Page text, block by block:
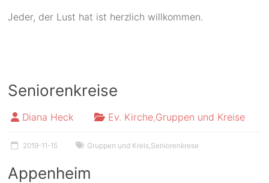
Jeder, der Lust hat ist herzlich willkommen.
Seniorenkreise
Diana Heck Ev. Kirche,Gruppen und Kreise
2019-11-15 Gruppen und Kreis Seniorenkrese
Appenheim